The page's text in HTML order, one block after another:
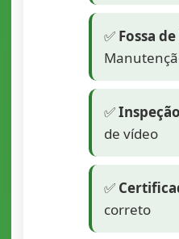
✅ Fossa
✅
de vídeo
✅
correto